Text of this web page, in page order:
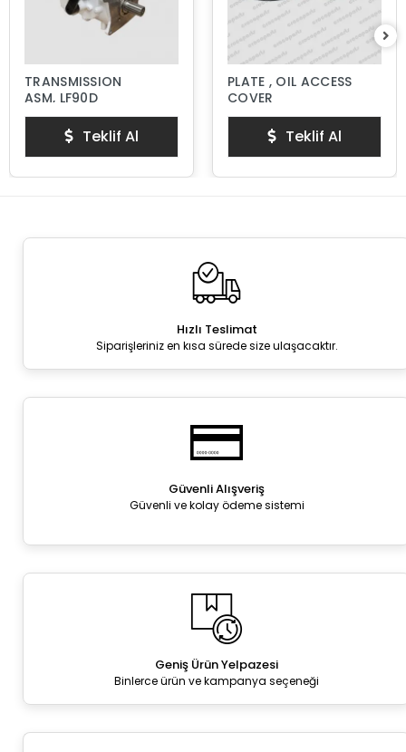
TRANSMISSION
ASM, LF90D
Teklif Al
PLATE , OIL ACCESS
COVER
Teklif Al
Hızlı Teslimat
Siparişleriniz en kısa sürede size ulaşacaktır.
Güvenli Alışveriş
Güvenli ve kolay ödeme sistemi
Geniş Ürün Yelpazesi
Binlerce ürün ve kampanya seçeneği